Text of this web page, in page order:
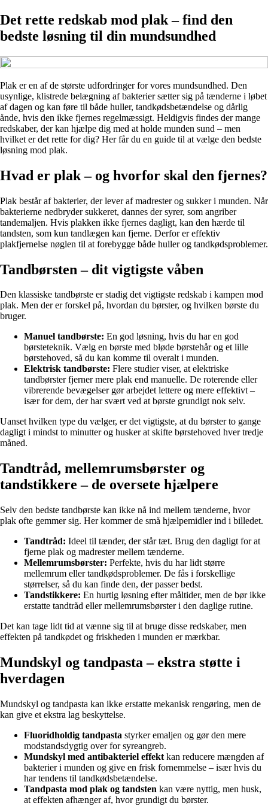
Det rette redskab mod plak – find den
bedste løsning til din mundsundhed
Plak er en af de største udfordringer for vores mundsundhed. Den
usynlige, klistrede belægning af bakterier sætter sig på tænderne i løbet
af dagen og kan føre til både huller, tandkødsbetændelse og dårlig
ånde, hvis den ikke fjernes regelmæssigt. Heldigvis findes der mange
redskaber, der kan hjælpe dig med at holde munden sund – men
hvilket er det rette for dig? Her får du en guide til at vælge den bedste
løsning mod plak.
Hvad er plak – og hvorfor skal den fjernes?
Plak består af bakterier, der lever af madrester og sukker i munden. Når
bakterierne nedbryder sukkeret, dannes der syrer, som angriber
tandemaljen. Hvis plakken ikke fjernes dagligt, kan den hærde til
tandsten, som kun tandlægen kan fjerne. Derfor er effektiv
plakfjernelse nøglen til at forebygge både huller og tandkødsproblemer.
Tandbørsten – dit vigtigste våben
Den klassiske tandbørste er stadig det vigtigste redskab i kampen mod
plak. Men der er forskel på, hvordan du børster, og hvilken børste du
bruger.
Manuel tandbørste: En god løsning, hvis du har en god
børsteteknik. Vælg en børste med bløde børstehår og et lille
børstehoved, så du kan komme til overalt i munden.
Elektrisk tandbørste: Flere studier viser, at elektriske
tandbørster fjerner mere plak end manuelle. De roterende eller
vibrerende bevægelser gør arbejdet lettere og mere effektivt –
især for dem, der har svært ved at børste grundigt nok selv.
Uanset hvilken type du vælger, er det vigtigste, at du børster to gange
dagligt i mindst to minutter og husker at skifte børstehoved hver tredje
måned.
Tandtråd, mellemrumsbørster og
tandstikkere – de oversete hjælpere
Selv den bedste tandbørste kan ikke nå ind mellem tænderne, hvor
plak ofte gemmer sig. Her kommer de små hjælpemidler ind i billedet.
Tandtråd: Ideel til tænder, der står tæt. Brug den dagligt for at
fjerne plak og madrester mellem tænderne.
Mellemrumsbørster: Perfekte, hvis du har lidt større
mellemrum eller tandkødsproblemer. De fås i forskellige
størrelser, så du kan finde den, der passer bedst.
Tandstikkere: En hurtig løsning efter måltider, men de bør ikke
erstatte tandtråd eller mellemrumsbørster i den daglige rutine.
Det kan tage lidt tid at vænne sig til at bruge disse redskaber, men
effekten på tandkødet og friskheden i munden er mærkbar.
Mundskyl og tandpasta – ekstra støtte i
hverdagen
Mundskyl og tandpasta kan ikke erstatte mekanisk rengøring, men de
kan give et ekstra lag beskyttelse.
Fluoridholdig tandpasta styrker emaljen og gør den mere
modstandsdygtig over for syreangreb.
Mundskyl med antibakteriel effekt kan reducere mængden af
bakterier i munden og give en frisk fornemmelse – især hvis du
har tendens til tandkødsbetændelse.
Tandpasta mod plak og tandsten kan være nyttig, men husk,
at effekten afhænger af, hvor grundigt du børster.